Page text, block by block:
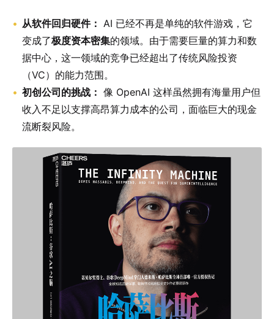
从软件回归硬件： AI 已经不再是单纯的软件游戏，它
变成了极度资本密集的领域。由于需要巨量的算力和数
据中心，这一领域的竞争已经超出了传统风险投资
（VC）的能力范围。
初创公司的挑战： 像 OpenAI 这样虽然拥有海量用户但
收入不足以支撑高昂算力成本的公司，面临巨大的现金
流断裂风险。